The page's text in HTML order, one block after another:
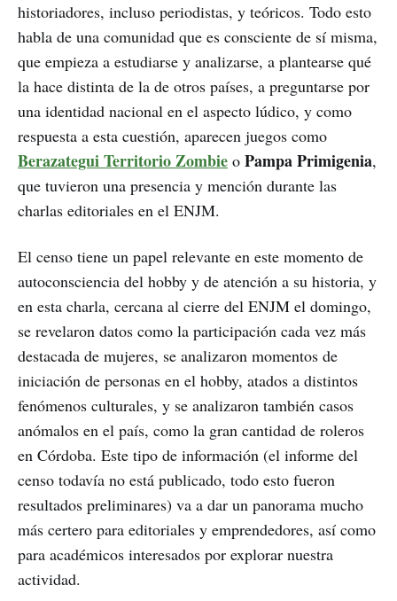
historiadores, incluso periodistas, y teóricos. Todo esto
habla de una comunidad que es consciente de sí misma,
que empieza a estudiarse y analizarse, a plantearse qué
la hace distinta de la de otros países, a preguntarse por
una identidad nacional en el aspecto lúdico, y como
respuesta a esta cuestión, aparecen juegos como
Berazategui Territorio Zombie o Pampa Primigenia,
que tuvieron una presencia y mención durante las
charlas editoriales en el ENJM.
El censo tiene un papel relevante en este momento de
autoconsciencia del hobby y de atención a su historia, y
en esta charla, cercana al cierre del ENJM el domingo,
se revelaron datos como la participación cada vez más
destacada de mujeres, se analizaron momentos de
iniciación de personas en el hobby, atados a distintos
fenómenos culturales, y se analizaron también casos
anómalos en el país, como la gran cantidad de roleros
en Córdoba. Este tipo de información (el informe del
censo todavía no está publicado, todo esto fueron
resultados preliminares) va a dar un panorama mucho
más certero para editoriales y emprendedores, así como
para académicos interesados por explorar nuestra
actividad.